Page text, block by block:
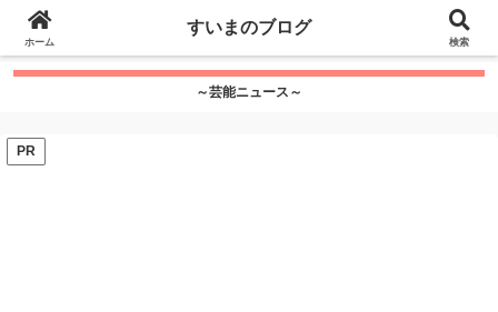
google.com, pub-7115624674097404, DIRECT,
f08c47fec0942fa0
～芸能ニュース～
PR
ホーム
すいまのブログ
検索